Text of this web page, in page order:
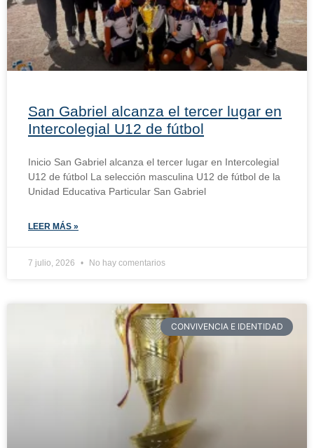
San Gabriel alcanza el tercer lugar en
Intercolegial U12 de fútbol
Inicio San Gabriel alcanza el tercer lugar en Intercolegial
U12 de fútbol La selección masculina U12 de fútbol de la
Unidad Educativa Particular San Gabriel
LEER MÁS »
7 julio, 2026 No hay comentarios
CONVIVENCIA E IDENTIDAD